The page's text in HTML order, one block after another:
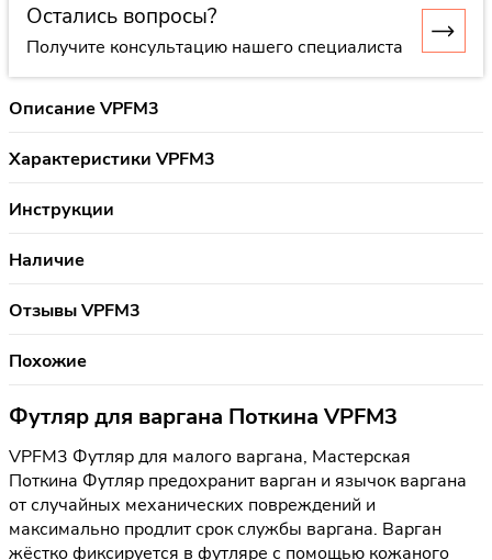
Остались вопросы?
Получите консультацию нашего специалиста
Описание VPFM3
Характеристики VPFM3
Инструкции
Наличие
Отзывы VPFM3
Похожие
Футляр для варгана Поткина VPFM3
VPFM3 Футляр для малого варгана, Мастерская
Поткина Футляр предохранит варган и язычок варгана
от случайных механических повреждений и
максимально продлит срок службы варгана. Варган
жёстко фиксируется в футляре с помощью кожаного